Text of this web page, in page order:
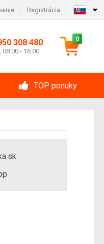
Registrácia
308 480
08:00 - 16:00
0
TOP ponuky